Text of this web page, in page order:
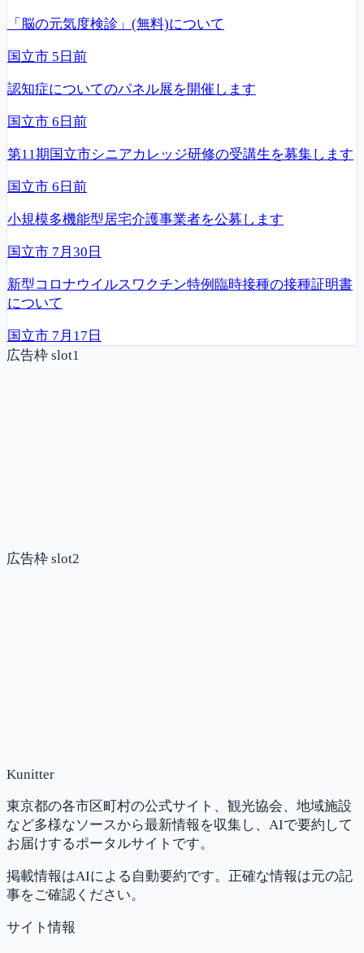
「脳の元気度検診」(無料)について
国立市 5日前
認知症についてのパネル展を開催します
国立市 6日前
第11期国立市シニアカレッジ研修の受講生を募集します
国立市 6日前
小規模多機能型居宅介護事業者を公募します
国立市 7月30日
新型コロナウイルスワクチン特例臨時接種の接種証明書
について
国立市 7月17日
広告枠 slot1
広告枠 slot2
Kunitter
東京都の各市区町村の公式サイト、観光協会、地域施設
など多様なソースから最新情報を収集し、AIで要約して
お届けするポータルサイトです。
掲載情報はAIによる自動要約です。正確な情報は元の記
事をご確認ください。
サイト情報